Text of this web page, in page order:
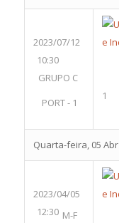
2023/07/12
10:30
GRUPO C
PORT - 1
1
Quarta-feira, 05 Abr
2023/04/05
12:30 M-F